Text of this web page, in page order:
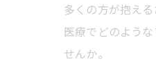
多くの方が抱え
医療でどのよう
せんか。